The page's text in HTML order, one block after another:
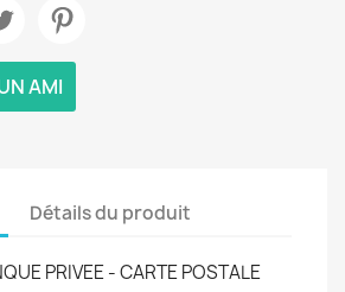
AMI
Détails du produit
PRIVEE - CARTE POSTALE